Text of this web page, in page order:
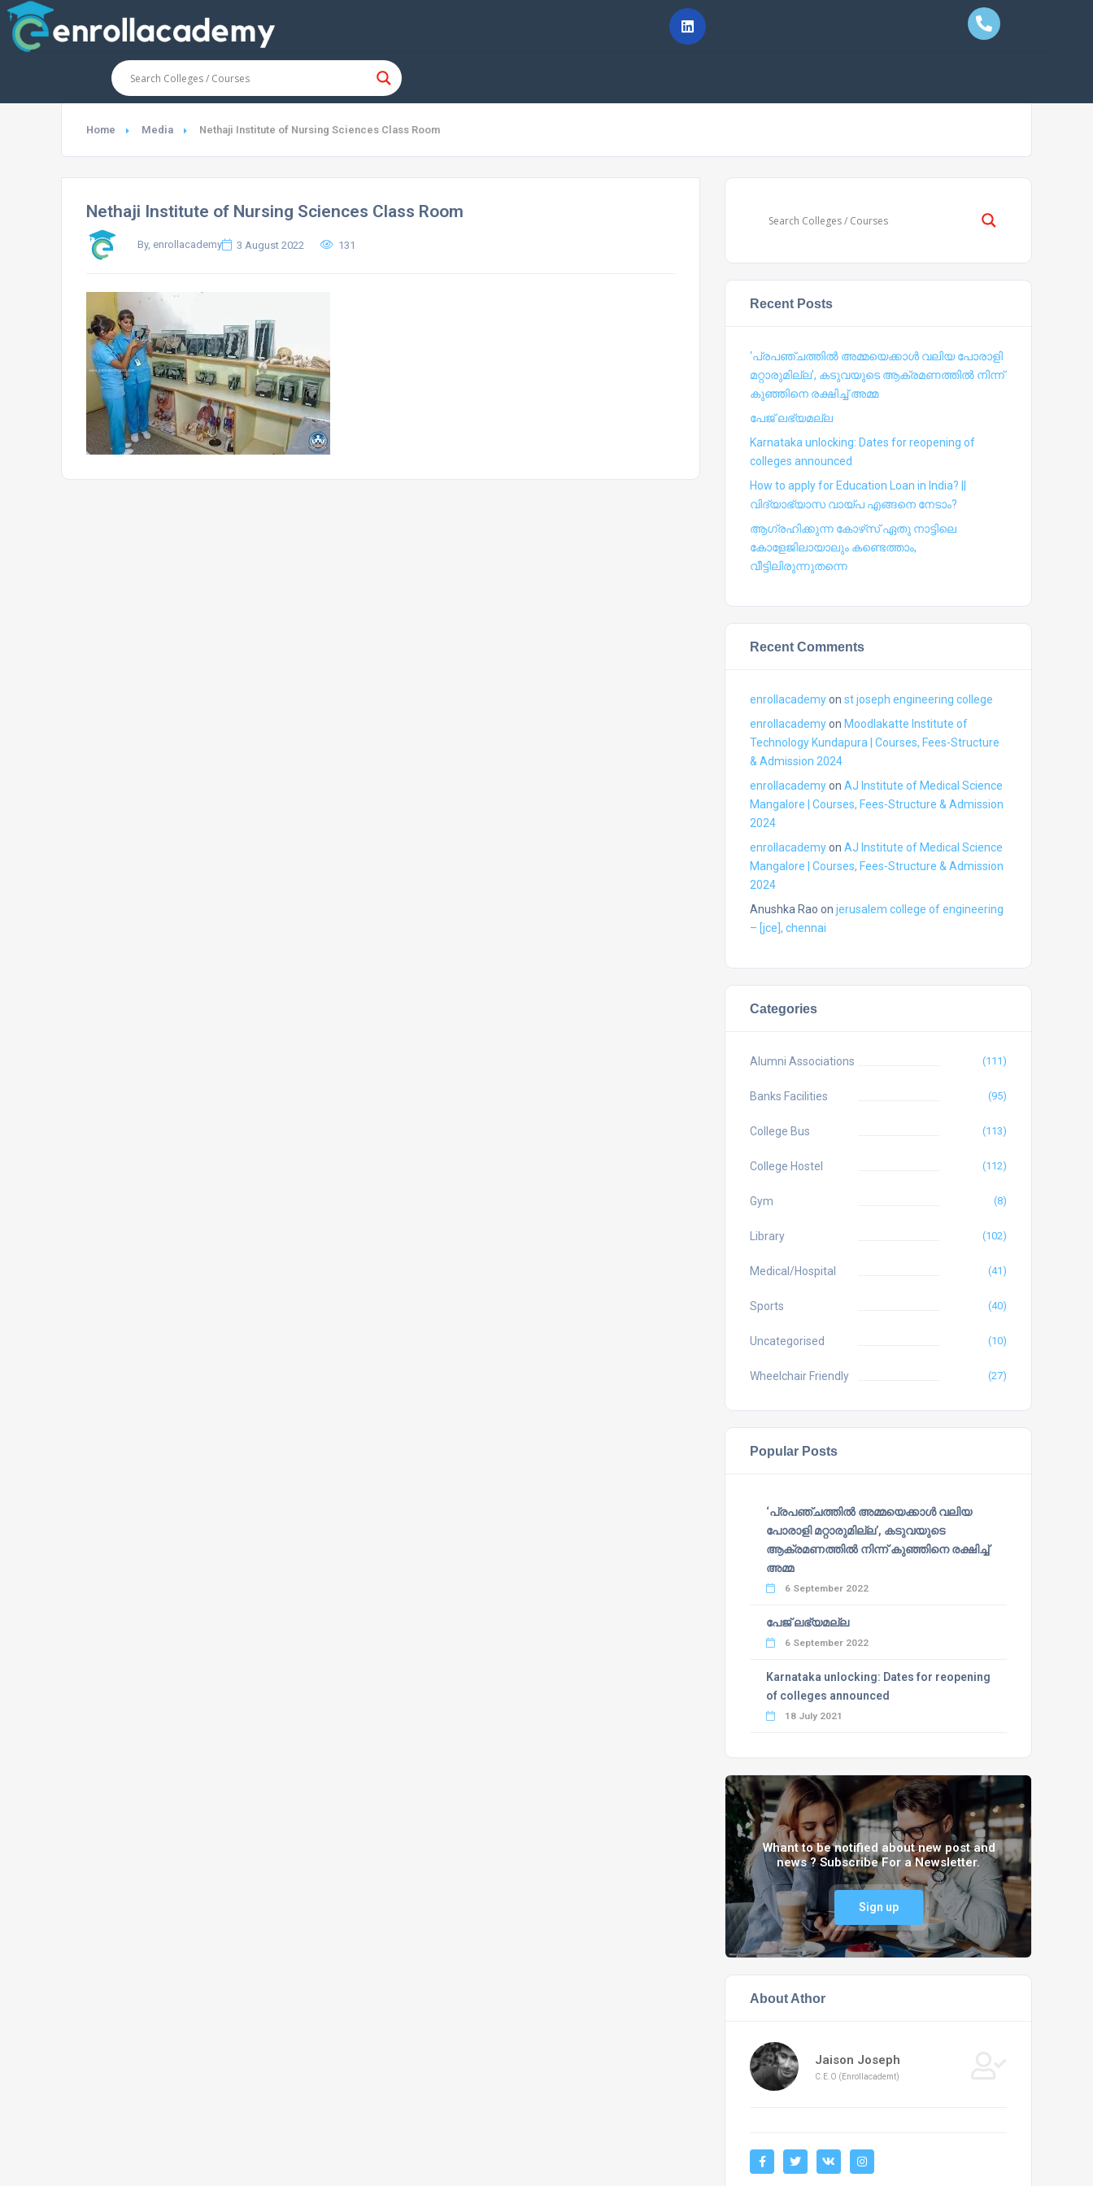
Home Media Nethaji Institute of Nursing Sciences Class Room
Nethaji Institute of Nursing Sciences Class Room
By, enrollacademy 3 August 2022 131
Recent Posts
‘പ്രപഞ്ചത്തില്‍ അമ്മയെക്കാള്‍ വലിയ പോരാളി
മറ്റാരുമില്ല’, കടുവയുടെ ആക്രമണത്തില്‍ നിന്ന്
കുഞ്ഞിനെ രക്ഷിച്ച് അമ്മ
പേജ് ലഭ്യമല്ല
Karnataka unlocking: Dates for reopening of
colleges announced
How to apply for Education Loan in India? ||
വിദ്യാഭ്യാസ വായ്പ എങ്ങനെ നേടാം?
ആഗ്രഹിക്കുന്ന കോഴ്‍സ് ഏതു നാട്ടിലെ
കോളേജിലായാലും കണ്ടെത്താം,
വീട്ടിലിരുന്നുതന്നെ
Recent Comments
enrollacademyon st joseph engineering college
enrollacademyon Moodlakatte Institute of
Technology Kundapura | Courses, Fees-Structure
& Admission 2024
enrollacademyon AJ Institute of Medical Science
Mangalore | Courses, Fees-Structure & Admission
2024
enrollacademyon AJ Institute of Medical Science
Mangalore | Courses, Fees-Structure & Admission
2024
Anushka Rao on jerusalem college of engineering
– [jce], chennai
Categories
Alumni Associations (111)
Banks Facilities (95)
College Bus (113)
College Hostel (112)
Gym (8)
Library (102)
Medical/Hospital (41)
Sports (40)
Uncategorised (10)
Wheelchair Friendly (27)
Popular Posts
‘പ്രപഞ്ചത്തില്‍ അമ്മയെക്കാള്‍ വലിയ
പോരാളി മറ്റാരുമില്ല’, കടുവയുടെ
ആക്രമണത്തില്‍ നിന്ന് കുഞ്ഞിനെ രക്ഷിച്ച്
അമ്മ
6 September 2022
പേജ് ലഭ്യമല്ല
6 September 2022
Karnataka unlocking: Dates for reopening
of colleges announced
18 July 2021
Whant to be notified about new post and
news ? Subscribe For a Newsletter.
Sign up
About Athor
Jaison Joseph
C.E.O (Enrollacademt)